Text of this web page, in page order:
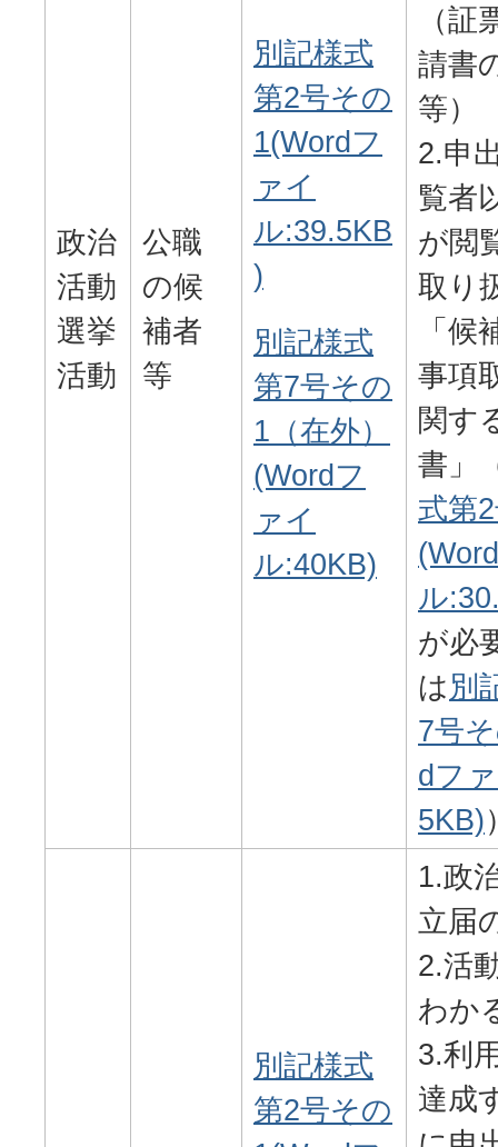
政治
活動
選挙
活動
公職
の候
補者
等
別記様式
第2号その
1(Wordフ
ァイ
ル:39.5KB
)
別記様式
第7号その
1（在外）
(Wordフ
ァイ
ル:40KB)
（証
請書
等）
2.申
覧者
が閲
取り
「候
事項
関す
書」
式第
ル
が必
は別
7号
dフ
5KB)
別記様式
第2号その
1.政
立届
2.活
わか
3.利
達成